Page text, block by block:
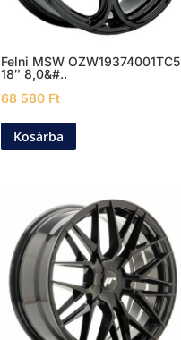
Felni MSW OZW19374001TC5
18″ 8,0&#..
68 580 Ft
Kosárba